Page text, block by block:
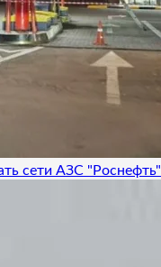
сети АЗС "Роснефть"